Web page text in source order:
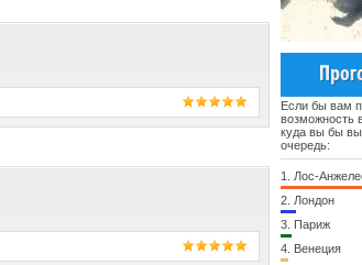
Если бы вам
возможность
куда вы бы
очередь:
1. Лос-
2. Лондон
3. Париж
4. Венеция